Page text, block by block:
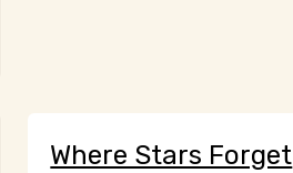
Where Stars Forget